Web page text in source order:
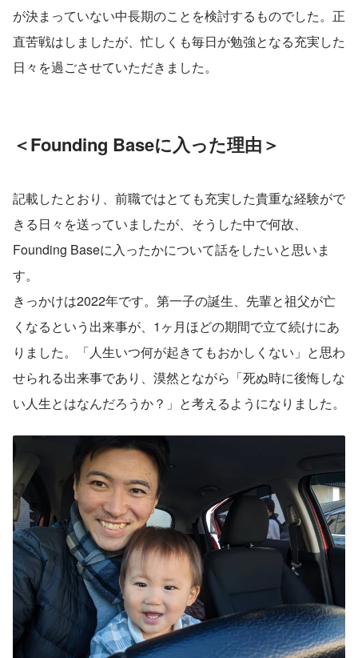
が決まっていない中長期のことを検討するものでした。正
直苦戦はしましたが、忙しくも毎日が勉強となる充実した
日々を過ごさせていただきました。
＜Founding Baseに入った理由＞
記載したとおり、前職ではとても充実した貴重な経験がで
きる日々を送っていましたが、そうした中で何故、
Founding Baseに入ったかについて話をしたいと思いま
す。
きっかけは2022年です。第一子の誕生、先輩と祖父が亡
くなるという出来事が、1ヶ月ほどの期間で立て続けにあ
りました。「人生いつ何が起きてもおかしくない」と思わ
せられる出来事であり、漠然とながら「死ぬ時に後悔しな
い人生とはなんだろうか？」と考えるようになりました。